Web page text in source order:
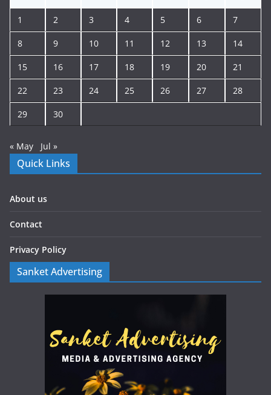
1 2 3 4 5 6 7
8 9 10 11 12 13 14
15 16 17 18 19 20 21
22 23 24 25 26 27 28
29 30
« May Jul »
Quick Links
About us
Contact
Privacy Policy
Sanket Advertising